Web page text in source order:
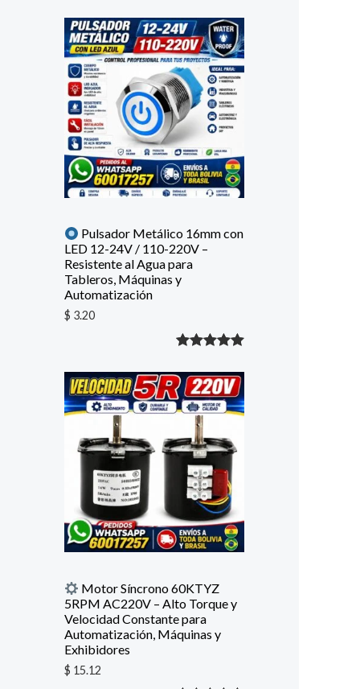
Pulsador Metálico 16mm con
LED 12-24V / 110-220V –
Resistente al Agua para
Tableros, Máquinas y
Automatización
$ 3.20
con5.00de
5 en base
avaloración
de un
cliente
Motor Síncrono 60KTYZ
5RPM AC220V – Alto Torque y
Velocidad Constante para
Automatización, Máquinas y
Exhibidores
$ 15.12